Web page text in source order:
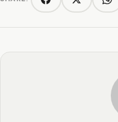
FacebookTwitter/X